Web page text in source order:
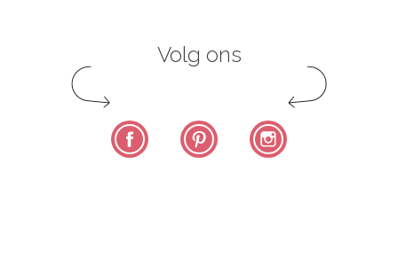
Volg ons
Facebook Pinterest